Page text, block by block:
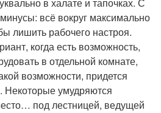
всё вокруг максимально
лишить рабочего настроя.
когда есть возможность,
в отдельной комнате,
возможности, придется
умудряются
под лестницей, ведущей